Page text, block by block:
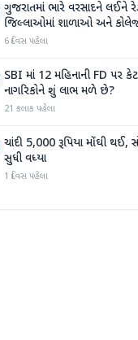
ગુજરાતમાં ભારે વરસાદને લઈને
જિલ્લાઓમાં શાળાઓ અને
6 દિવસ પહેલા
SBI માં 12 મહિનાની FD પર
નાગરિકોને શું લાભ મળે છે?
21 કલાક પહેલા
ચાંદી 5,000 રૂપિયા મોંઘી થઈ,
સુધી વધ્યા
1 દિવસ પહેલા